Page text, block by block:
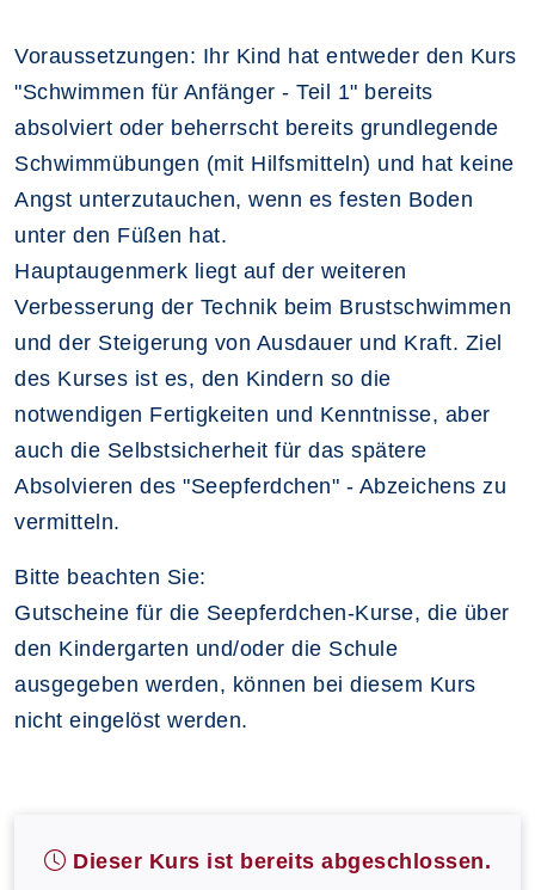
Voraussetzungen: Ihr Kind hat entweder den Kurs
"Schwimmen für Anfänger - Teil 1" bereits
absolviert oder beherrscht bereits grundlegende
Schwimmübungen (mit Hilfsmitteln) und hat keine
Angst unterzutauchen, wenn es festen Boden
unter den Füßen hat.
Hauptaugenmerk liegt auf der weiteren
Verbesserung der Technik beim Brustschwimmen
und der Steigerung von Ausdauer und Kraft. Ziel
des Kurses ist es, den Kindern so die
notwendigen Fertigkeiten und Kenntnisse, aber
auch die Selbstsicherheit für das spätere
Absolvieren des "Seepferdchen" - Abzeichens zu
vermitteln.
Bitte beachten Sie:
Gutscheine für die Seepferdchen-Kurse, die über
den Kindergarten und/oder die Schule
ausgegeben werden, können bei diesem Kurs
nicht eingelöst werden.
Dieser Kurs ist bereits abgeschlossen.